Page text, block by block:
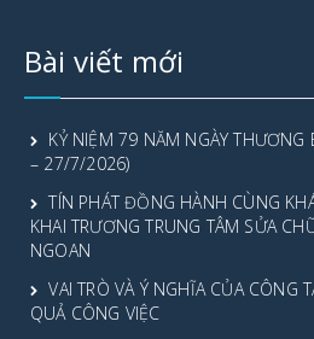
Bài viết mới
KỶ NIỆM 79 NĂM NGÀY
– 27/7/2026)
TÍN PHÁT ĐỒNG HÀNH CÙNG
KHAI TRƯƠNG TRUNG TÂM SỬA
NGOAN
VAI TRÒ VÀ Ý NGHĨA CỦA CÔNG
QUẢ CÔNG VIỆC